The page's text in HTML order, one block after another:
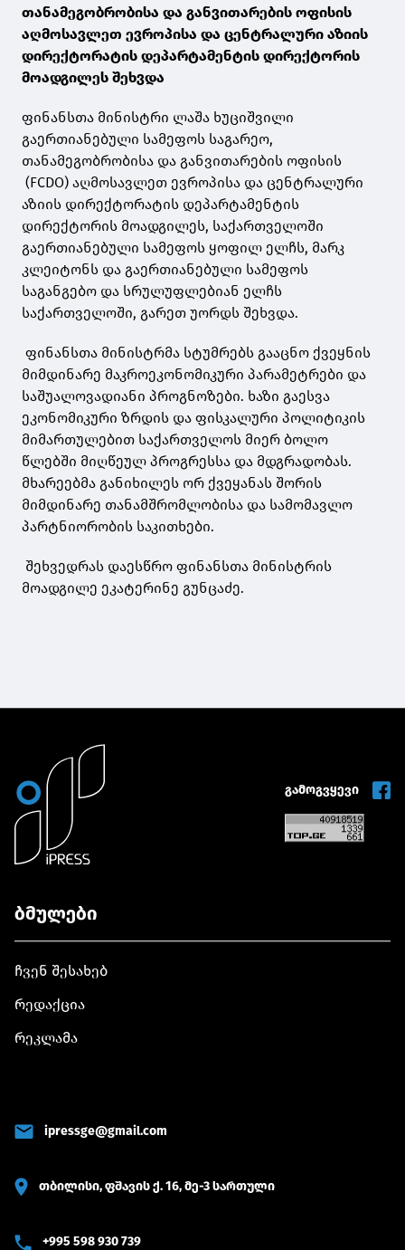
თანამეგობრობისა და განვითარების ოფისის
აღმოსავლეთ ევროპისა და ცენტრალური აზიის
დირექტორატის დეპარტამენტის დირექტორის
მოადგილეს შეხვდა
ფინანსთა მინისტრი ლაშა ხუციშვილი
გაერთიანებული სამეფოს საგარეო,
თანამეგობრობისა და განვითარების ოფისის
(FCDO) აღმოსავლეთ ევროპისა და ცენტრალური
აზიის დირექტორატის დეპარტამენტის
დირექტორის მოადგილეს, საქართველოში
გაერთიანებული სამეფოს ყოფილ ელჩს, მარკ
კლეიტონს და გაერთიანებული სამეფოს
საგანგებო და სრულუფლებიან ელჩს
საქართველოში, გარეთ უორდს შეხვდა.
ფინანსთა მინისტრმა სტუმრებს გააცნო ქვეყნის
მიმდინარე მაკროეკონომიკური პარამეტრები და
საშუალოვადიანი პროგნოზები. ხაზი გაესვა
ეკონომიკური ზრდის და ფისკალური პოლიტიკის
მიმართულებით საქართველოს მიერ ბოლო
წლებში მიღწეულ პროგრესსა და მდგრადობას.
მხარეებმა განიხილეს ორ ქვეყანას შორის
მიმდინარე თანამშრომლობისა და სამომავლო
პარტნიორობის საკითხები.
შეხვედრას დაესწრო ფინანსთა მინისტრის
მოადგილე ეკატერინე გუნცაძე.
გამოგვყევი
ბმულები
ჩვენ შესახებ
რედაქცია
რეკლამა
ipressge@gmail.com
თბილისი, ფშავის ქ. 16, მე-3 სართული
+995 598 930 739